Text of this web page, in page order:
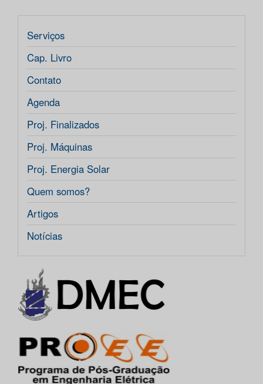
Serviços
Cap. Livro
Contato
Agenda
Proj. Finalizados
Proj. Máquinas
Proj. Energia Solar
Quem somos?
Artigos
Notícias